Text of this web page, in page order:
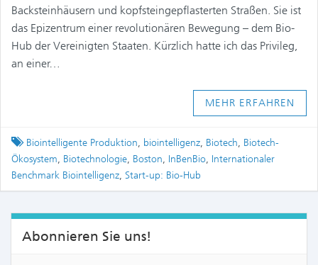
Backsteinhäusern und kopfsteingepflasterten Straßen. Sie ist
das Epizentrum einer revolutionären Bewegung – dem Bio-
Hub der Vereinigten Staaten. Kürzlich hatte ich das Privileg,
an einer…
MEHR ERFAHREN
Tagged
Biointelligente Produktion, biointelligenz, Biotech, Biotech-
Ökosystem, Biotechnologie, Boston, InBenBio, Internationaler
Benchmark Biointelligenz, Start-up: Bio-Hub
Abonnieren Sie uns!